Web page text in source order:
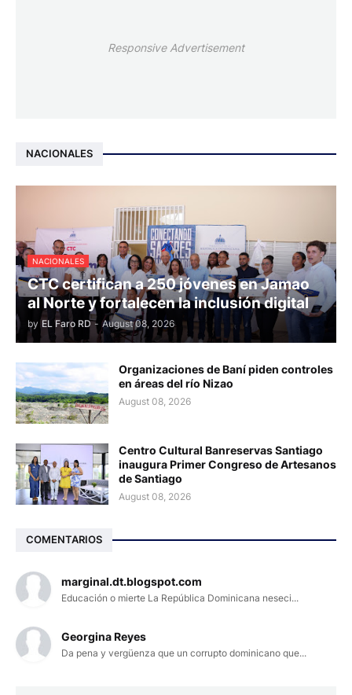
Responsive Advertisement
NACIONALES
NACIONALES
CTC certifican a 250 jóvenes en Jamao
al Norte y fortalecen la inclusión digital
by EL Faro RD - August 08, 2026
Organizaciones de Baní piden controles
en áreas del río Nizao
August 08, 2026
Centro Cultural Banreservas Santiago
inaugura Primer Congreso de Artesanos
de Santiago
August 08, 2026
COMENTARIOS
marginal.dt.blogspot.com
Educación o mierte La República Dominicana neseci...
Georgina Reyes
Da pena y vergüenza que un corrupto dominicano que...